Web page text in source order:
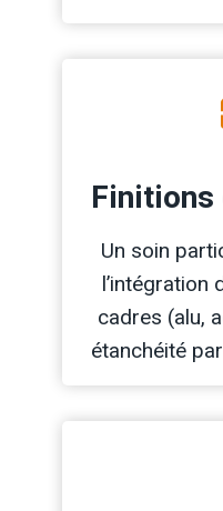
Un soin
l’intégration
cadres (alu,
étanchéité